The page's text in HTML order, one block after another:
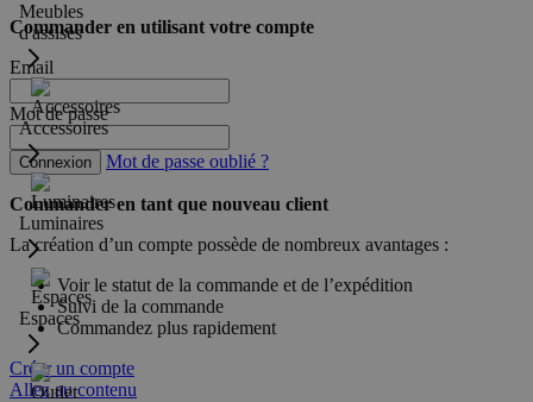
Meubles
d'assises
Accessoires
Luminaires
Espaces
Commander en utilisant votre compte
Email
Mot de passe
Connexion Mot de passe oublié ?
Commander en tant que nouveau client
La création d’un compte possède de nombreux avantages :
Voir le statut de la commande et de l’expédition
Suivi de la commande
Commandez plus rapidement
Créer un compte
Allez au contenu